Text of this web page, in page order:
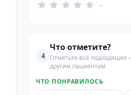
–
4
Что отметите?
Отметьте всё подходящее
другим пациентам
ЧТО ПОНРАВИЛОСЬ